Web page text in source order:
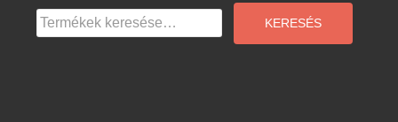
a
következőre:
KERESÉS